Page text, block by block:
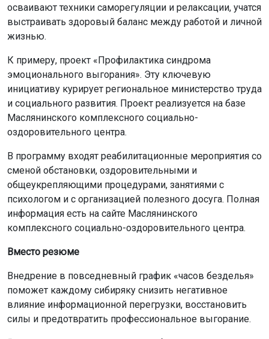
осваивают техники саморегуляции и релаксации, учатся
выстраивать здоровый баланс между работой и личной
жизнью.
К примеру, проект «Профилактика синдрома
эмоционального выгорания». Эту ключевую
инициативу курирует региональное министерство труда
и социального развития. Проект реализуется на базе
Маслянинского комплексного социально-
оздоровительного центра.
В программу входят реабилитационные мероприятия со
сменой обстановки, оздоровительными и
общеукрепляющими процедурами, занятиями с
психологом и с организацией полезного досуга. Полная
информация есть на сайте Маслянинского
комплексного социально-оздоровительного центра.
Вместо резюме
Внедрение в повседневный график «часов безделья»
поможет каждому сибиряку снизить негативное
влияние информационной перегрузки, восстановить
силы и предотвратить профессиональное выгорание.